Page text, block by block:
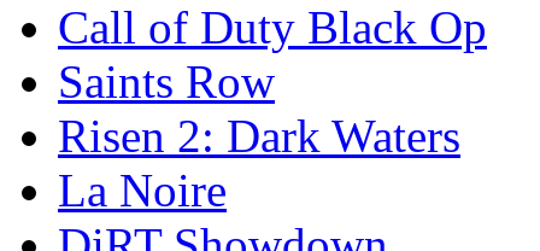
Call of Duty Black Op
Saints Row
Risen 2: Dark Waters
La Noire